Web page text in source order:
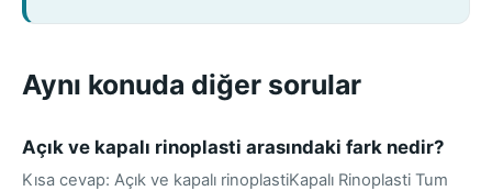
Aynı konuda diğer sorular
Açık ve kapalı rinoplasti arasındaki fark nedir?
Kısa cevap: Açık ve kapalı rinoplastiKapalı Rinoplasti Tum